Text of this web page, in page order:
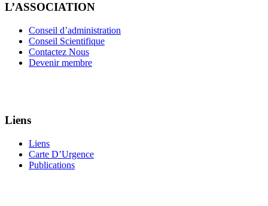
L’ASSOCIATION
Conseil d’administration
Conseil Scientifique
Contactez Nous
Devenir membre
Liens
Liens
Carte D’Urgence
Publications